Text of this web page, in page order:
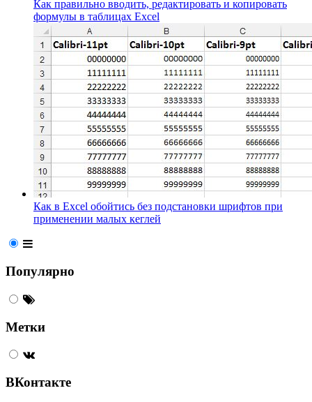
Как правильно вводить, редактировать и копировать
формулы в таблицах Excel
Как в Excel обойтись без подстановки шрифтов при
применении малых кеглей
Популярно
Метки
ВКонтакте